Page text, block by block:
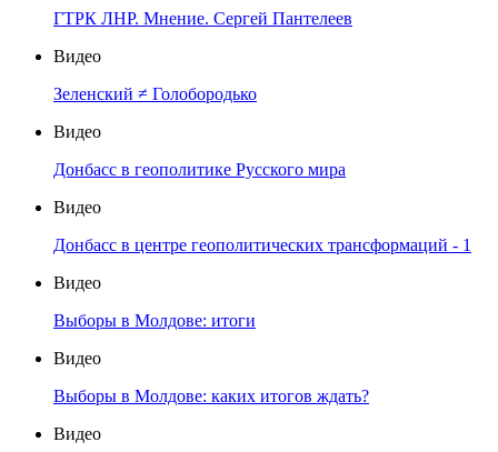
ГТРК ЛНР. Мнение. Сергей Пантелеев
Видео
Зеленский ≠ Голобородько
Видео
Донбасс в геополитике Русского мира
Видео
Донбасс в центре геополитических трансформаций - 1
Видео
Выборы в Молдове: итоги
Видео
Выборы в Молдове: каких итогов ждать?
Видео